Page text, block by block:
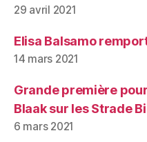
29 avril 2021
Elisa Balsamo
14 mars 2021
Grande première
Blaak sur les Strade
6 mars 2021